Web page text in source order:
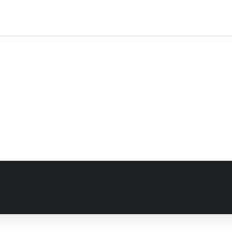
Lolos ke Semifinal Piala AFF U-17 2026